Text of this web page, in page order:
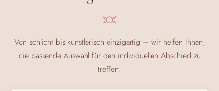
Von schlicht bis künstlerisch einzigartig – wir helfen Ihnen,
die passende Auswahl für den individuellen Abschied zu
treffen.